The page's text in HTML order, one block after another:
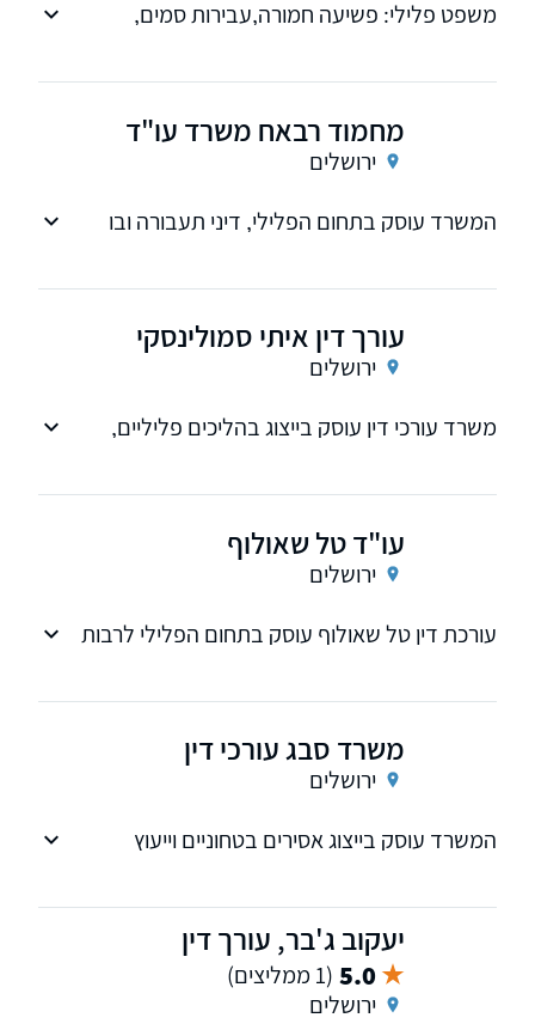
משפט פלילי: פשיעה חמורה,עבירות סמים,
מחמוד רבאח משרד עו"ד
ירושלים
המשרד עוסק בתחום הפלילי, דיני תעבורה ובו
עורך דין איתי סמולינסקי
ירושלים
משרד עורכי דין עוסק בייצוג בהליכים פליליים,
עו"ד טל שאולוף
ירושלים
עורכת דין טל שאולוף עוסק בתחום הפלילי לרבות
משרד סבג עורכי דין
ירושלים
המשרד עוסק בייצוג אסירים בטחוניים וייעוץ
יעקוב ג'בר, עורך דין
5.0 (1 ממליצים)
ירושלים